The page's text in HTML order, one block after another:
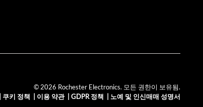
© 2026 Rochester Electronics. 모든 권한이 보유됨.
쿠키 정책 이용 약관| GDPR 정책 노예 및 인신매매 성명서